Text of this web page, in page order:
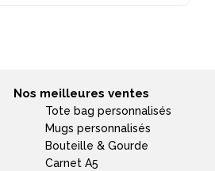
Nos meilleures ventes
Tote bag personnalisés
Mugs personnalisés
Bouteille & Gourde
Carnet A5